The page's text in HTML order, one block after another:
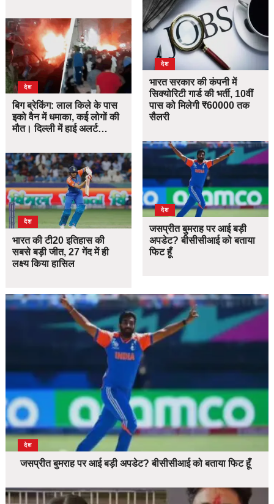
देश
बिग ब्रेकिंग: लाल किले के पास
इको वैन में धमाका, कई लोगों की
मौत। दिल्ली में हाई अलर्ट…
देश
भारत की टी20 इतिहास की
सबसे बड़ी जीत, 27 गेंद में ही
लक्ष्य किया हासिल
देश
भारत सरकार की कंपनी में
सिक्योरिटी गार्ड की भर्ती, 10वीं
पास को मिलेगी ₹60000 तक
सैलरी
देश
जसप्रीत बुमराह पर आई बड़ी
अपडेट? बीसीसीआई को बताया
फिट हूँ
देश
जसप्रीत बुमराह पर आई बड़ी अपडेट? बीसीसीआई को बताया फिट हूँ